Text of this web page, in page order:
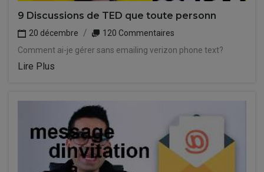
9 Discussions de TED que toute personn
20 décembre
120 Commentaires
Comment ai-je gérer sans emailing verizon phone text?
Lire Plus